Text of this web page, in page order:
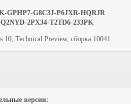
GPHP7-G8C3J-P6JXR-HQRJR
2PX34-T2TD6-233PK
10, Technical Preview, сборка 10041
версии: